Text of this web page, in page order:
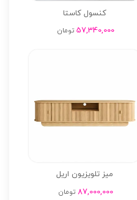
کنسول کاستا
57,340,000 تومان
میز تلویزیون اریل
87,000,000 تومان